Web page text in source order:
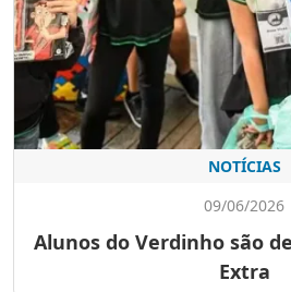
NOTÍCIAS
09/06/2026
Alunos do Verdinho são
Extra